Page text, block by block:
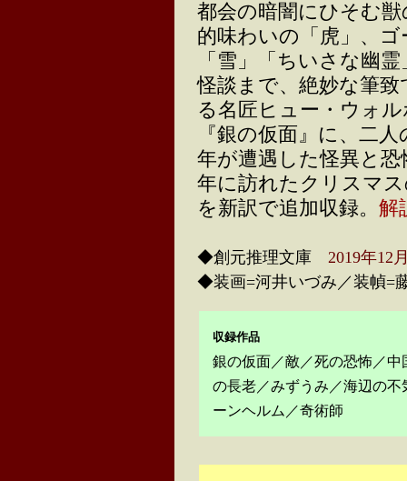
都会の暗闇にひそむ
的味わいの「虎」、
「雪」「ちいさな幽
怪談まで、絶妙な筆
る名匠ヒュー・ウォ
『銀の仮面』に、二
年が遭遇した怪異と
年に訪れたクリスマ
を新訳で追加収録。 解
◆創元推理文庫 2019年12
◆装画=河井いづみ／装幀=
収録作品
銀の仮面／敵／死の恐怖／
の長老／みずうみ／海辺の
ーンヘルム／奇術師